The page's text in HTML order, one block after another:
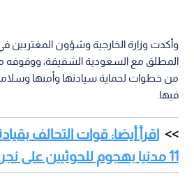
وأكدت وزارة الخارجية وشؤون المغتربين
المطلق مع السعودية الشقيقة، ووقوفه
من خطوات لحماية سيادتها وأمنها
فيها.
اقرأ أيضا: قوات التحالف
11 مدنيا بهجوم للحوثيين على نجران